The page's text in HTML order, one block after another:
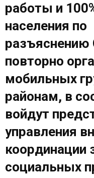
работы и
населения по
повторно
мобильных
районам, в
войдут
управления
координации
социальных